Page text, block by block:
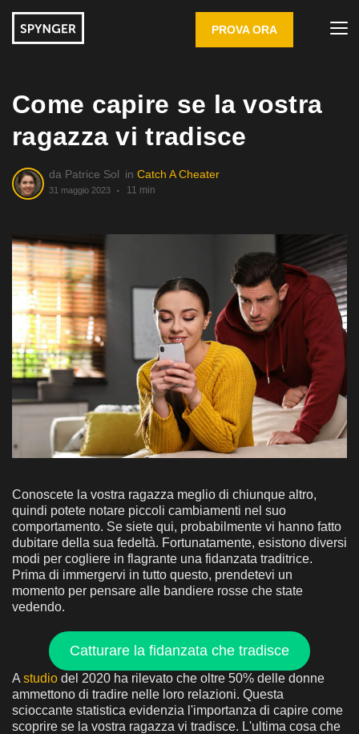
PROVA ORA
Come capire se la vostra
ragazza vi tradisce
da Patrice Sol in Catch A Cheater
31 maggio 2023 11 min
Conoscete la vostra ragazza meglio di chiunque altro,
quindi potete notare piccoli cambiamenti nel suo
comportamento. Se siete qui, probabilmente vi hanno fatto
dubitare della sua fedeltà. Fortunatamente, esistono diversi
modi per cogliere in flagrante una fidanzata traditrice.
Prima di immergervi in tutto questo, prendetevi un
momento per pensare alle bandiere rosse che state
vedendo.
Catturare la fidanzata che tradisce
A studio del 2020 ha rilevato che oltre 50% delle donne
ammettono di tradire nelle loro relazioni. Questa
scioccante statistica evidenzia l'importanza di capire come
scoprire se la vostra ragazza vi tradisce. L'ultima cosa che